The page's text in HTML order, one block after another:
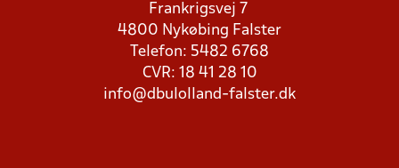
Frankrigsvej 7
4800 Nykøbing Falster
Telefon: 5482 6768
CVR: 18 41 28 10
info@dbulolland-falster.dk